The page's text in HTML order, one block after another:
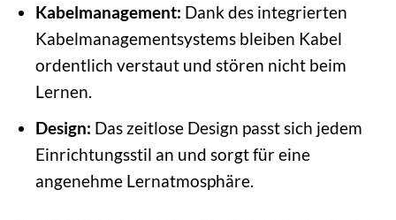
Kabelmanagement: Dank des integrierten
Kabelmanagementsystems bleiben Kabel
ordentlich verstaut und stören nicht beim
Lernen.
Design: Das zeitlose Design passt sich jedem
Einrichtungsstil an und sorgt für eine
angenehme Lernatmosphäre.